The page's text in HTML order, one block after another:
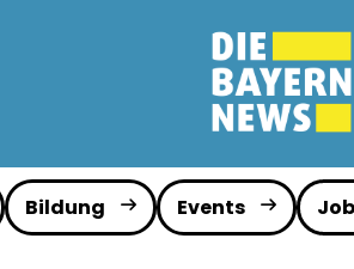
Bildung Events